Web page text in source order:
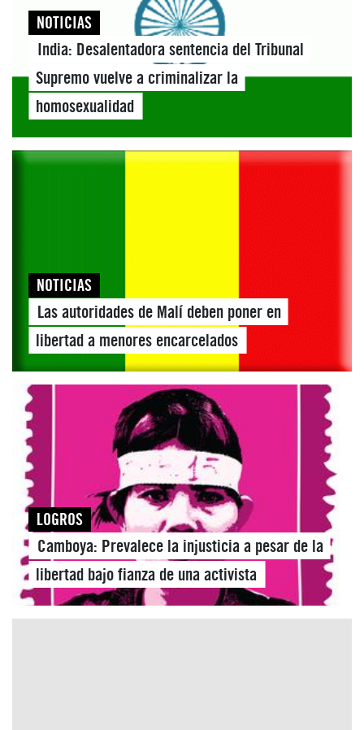
NOTICIAS
India: Desalentadora sentencia del Tribunal
Supremo vuelve a criminalizar la
homosexualidad
NOTICIAS
Las autoridades de Malí deben poner en
libertad a menores encarcelados
LOGROS
Camboya: Prevalece la injusticia a pesar de la
libertad bajo fianza de una activista